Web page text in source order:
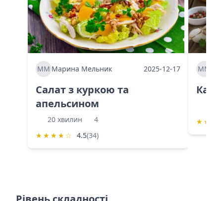
ММ Марина Мельник 2025-12-17
Салат з куркою та
апельсином
20 хвилин
4
★ ★ ★ ★ ☆ 4.5(34)
ММ
★ ★